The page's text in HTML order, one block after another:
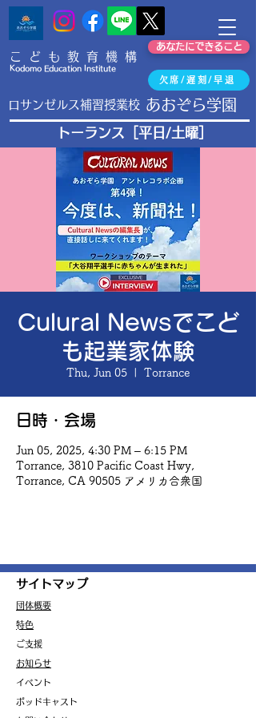
Kodomo Education Institute
あなたにできること
​トーランス［平日/土曜］
こども教育機構
​ロサンゼルス補習授業校 あおぞら学園
欠席/遅刻/早退
Culural Newsでこど
も起業家体験
Thu, Jun 05 Torrance
日時・会場
Jun 05, 2025, 4:30 PM – 6:15 PM
Torrance, 3810 Pacific Coast Hwy,
Torrance, CA 90505 アメリカ合衆国
サイトマップ
団体概要
​特色
ご支援
お知らせ
イベント
ポッドキャスト